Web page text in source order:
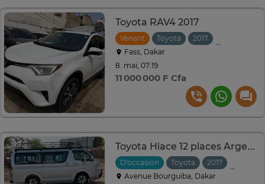
Toyota RAV4 2017
Venant Toyota 2017
Fass, Dakar
8. mai, 07:19
11 000 000 F Cfa
Toyota Hiace 12 places Argent avec galerie toit
D'occasion Toyota 2017
Avenue Bourguiba, Dakar